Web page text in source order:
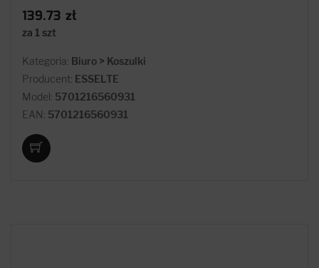
139.73 zł
za 1 szt
Kategoria: Biuro > Koszulki
Producent: ESSELTE
Model: 5701216560931
EAN: 5701216560931